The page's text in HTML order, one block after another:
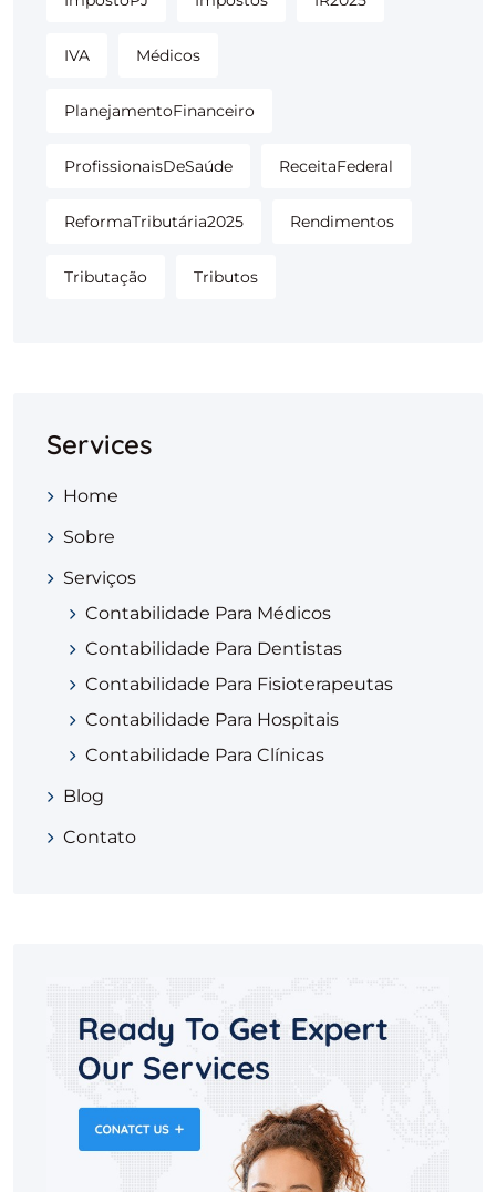
IVA Médicos
PlanejamentoFinanceiro
ProfissionaisDeSaúde ReceitaFederal
ReformaTributária2025 Rendimentos
Tributação Tributos
Services
Home
Sobre
Serviços
Contabilidade Para Médicos
Contabilidade Para Dentistas
Contabilidade Para Fisioterapeutas
Contabilidade Para Hospitais
Contabilidade Para Clínicas
Blog
Contato